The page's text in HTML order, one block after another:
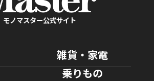
モノマスター公式サイト
雑貨・家電
乗りもの